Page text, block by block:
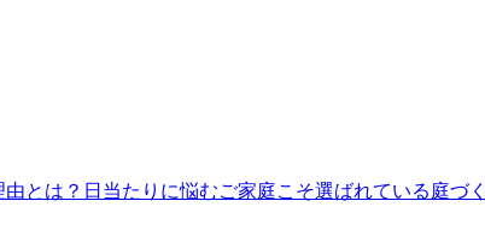
別なひとときですが、食べこぼしや油汚れが心配
す。水洗いも可能なため、清潔な状態を長く保てま
りを実現します。
とは？日当たりに悩むご家庭こそ選ばれている庭づ